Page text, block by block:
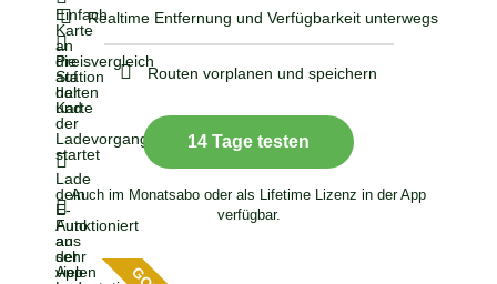
Preisvergleich
auf
der
Karte
Lade
dein
E-
Auto
aus
der
App
Einfach
Karte
an
die
Station
halten
und
der
Ladevorgang
startet
Funktioniert
an
sehr
vielen
Realtime Entfernung und Verfügbarkeit unterwegs
Routen vorplanen und speichern
14 Tage testen
Auch im Monatsabo oder als Lifetime Lizenz in der App
verfügbar.